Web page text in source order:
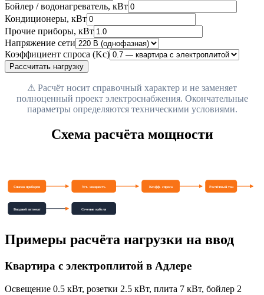
Бойлер / водонагреватель, кВт
Кондиционеры, кВт
Прочие приборы, кВт
Напряжение сети
Коэффициент спроса (Kc)
Рассчитать нагрузку
⚠ Расчёт носит справочный характер и не заменяет
полноценный проект электроснабжения. Окончательные
параметры определяются техническими условиями.
Схема расчёта мощности
Список приборов Уст. мощность Коэфф. спроса Расчётный ток
Вводной автомат Сечение кабеля
Примеры расчёта нагрузки на ввод
Квартира с электроплитой в Адлере
Освещение 0.5 кВт, розетки 2.5 кВт, плита 7 кВт, бойлер 2